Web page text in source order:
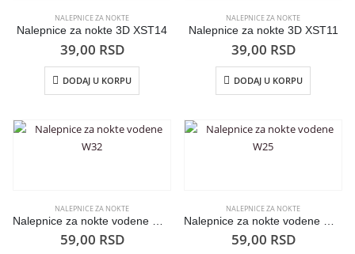
NALEPNICE ZA NOKTE
Nalepnice za nokte 3D XST14
39,00 RSD
DODAJ U KORPU
NALEPNICE ZA NOKTE
Nalepnice za nokte 3D XST11
39,00 RSD
DODAJ U KORPU
NALEPNICE ZA NOKTE
59,00 RSD
NALEPNICE ZA NOKTE
59,00 RSD